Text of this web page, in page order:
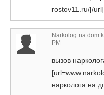
rostov11.ru/[/url] .
Narkolog na dom
PM
вызов
нарколога на